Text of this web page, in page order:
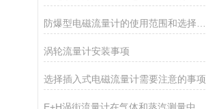
涡轮流量计安装事项
选择插入式电磁流量计需要注意的事项